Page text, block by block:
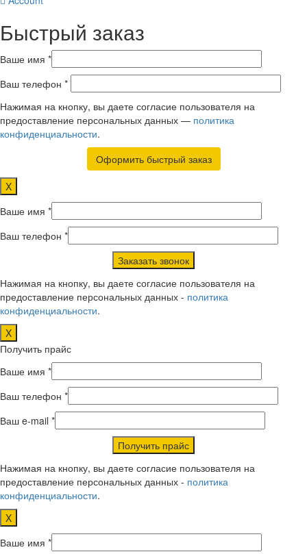
Быстрый заказ
Ваше имя *
Ваш телефон *
Нажимая на кнопку, вы даете согласие пользователя на
предоставление персональных данных — политика
конфиденциальности.
X
Ваше имя *
Ваш телефон *
Нажимая на кнопку, вы даете согласие пользователя на
предоставление персональных данных - политика
конфиденциальности.
X
Получить прайс
Ваше имя *
Ваш телефон *
Ваш e-mail *
Нажимая на кнопку, вы даете согласие пользователя на
предоставление персональных данных - политика
конфиденциальности.
X
Ваше имя *